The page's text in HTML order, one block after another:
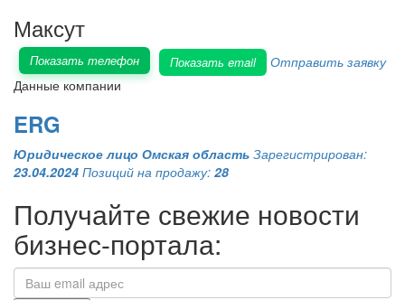
Максут
Показать телефон Показать email
Отправить заявку
Данные компании
ERG
Юридическое лицо Омская область Зарегистрирован:
23.04.2024 Позиций на продажу: 28
Получайте свежие новости
бизнес-портала: